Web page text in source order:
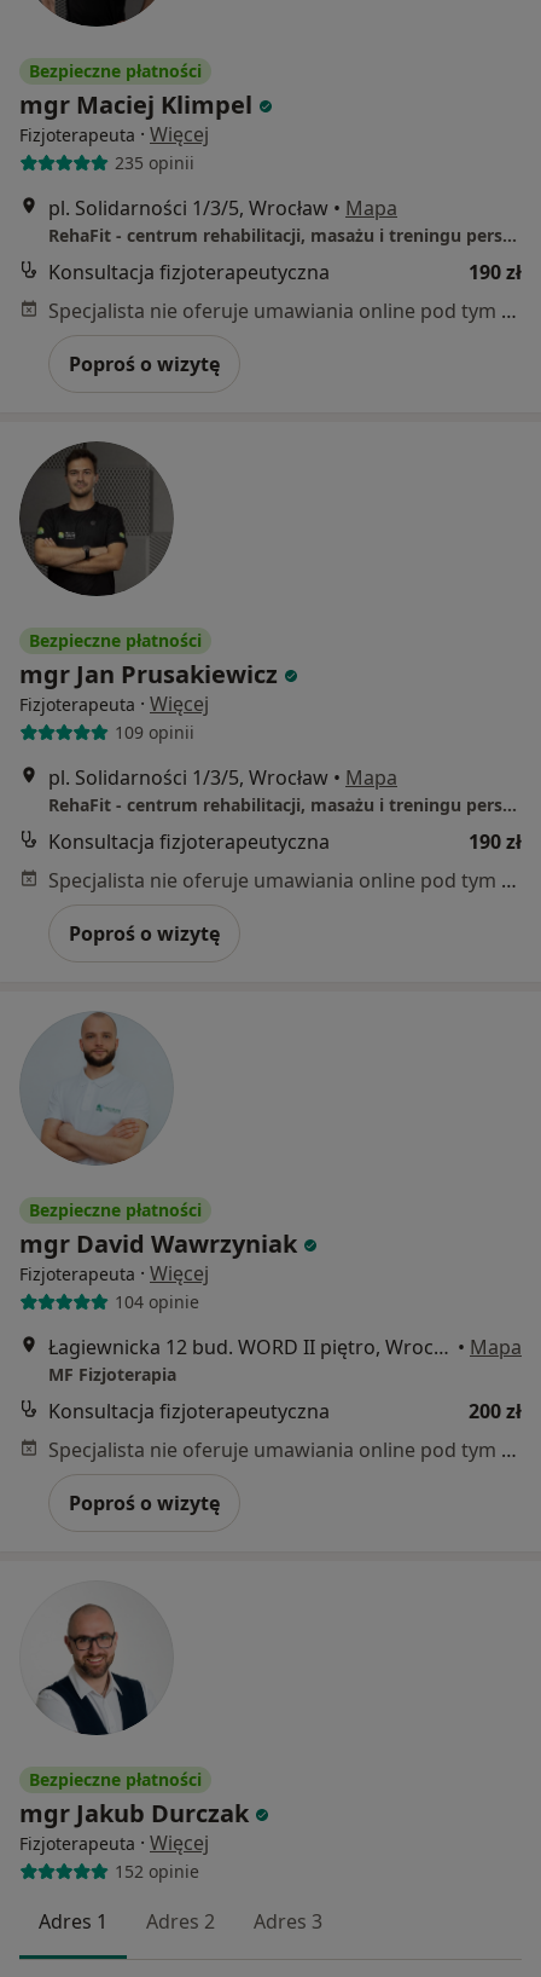
Bezpieczne płatności
mgr Maciej Klimpel
Fizjoterapeuta · Więcej
235 opinii
pl. Solidarności 1/3/5, Wrocław • Mapa
RehaFit - centrum rehabilitacji, masażu i treningu personalnego
Konsultacja fizjoterapeutyczna
190 zł
Specjalista nie oferuje umawiania online pod tym adresem.
Poproś o wizytę
Bezpieczne płatności
mgr Jan Prusakiewicz
Fizjoterapeuta · Więcej
109 opinii
pl. Solidarności 1/3/5, Wrocław • Mapa
RehaFit - centrum rehabilitacji, masażu i treningu personalnego
Konsultacja fizjoterapeutyczna
190 zł
Specjalista nie oferuje umawiania online pod tym adresem.
Poproś o wizytę
Bezpieczne płatności
mgr David Wawrzyniak
Fizjoterapeuta · Więcej
104 opinie
Łagiewnicka 12 bud. WORD II piętro, Wrocław • Mapa
MF Fizjoterapia
Konsultacja fizjoterapeutyczna
200 zł
Specjalista nie oferuje umawiania online pod tym adresem.
Poproś o wizytę
Bezpieczne płatności
mgr Jakub Durczak
Fizjoterapeuta · Więcej
152 opinie
Adres 1 Adres 2 Adres 3